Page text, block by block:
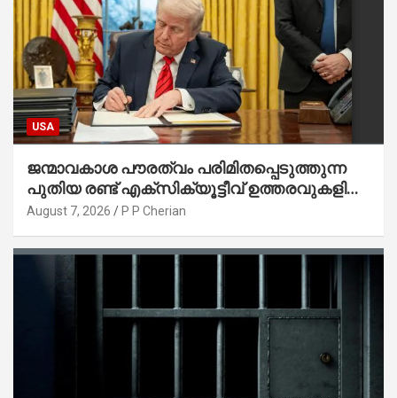
USA
ജന്മാവകാശ പൗരത്വം പരിമിതപ്പെടുത്തുന്ന
പുതിയ രണ്ട് എക്സിക്യൂട്ടീവ് ഉത്തരവുകളിൽ
ട്രംപ് ഒപ്പുവെച്ചു
August 7, 2026 P P Cherian